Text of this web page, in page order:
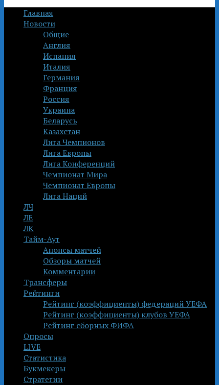
Главная
Новости
Общие
Англия
Испания
Италия
Германия
Франция
Россия
Украина
Беларусь
Казахстан
Лига Чемпионов
Лига Европы
Лига Конференций
Чемпионат Мира
Чемпионат Европы
Лига Наций
ЛЧ
ЛЕ
ЛК
Тайм-Аут
Анонсы матчей
Обзоры матчей
Комментарии
Трансферы
Рейтинги
Рейтинг (коэффициенты) федераций УЕФА
Рейтинг (коэффициенты) клубов УЕФА
Рейтинг сборных ФИФА
Опросы
LIVE
Статистика
Букмекеры
Стратегии